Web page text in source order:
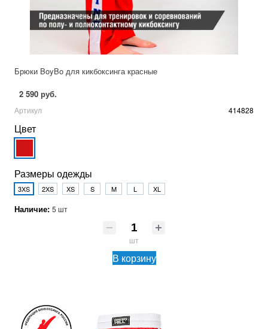
Брюки BoyBo для кикбоксинга красные
2 590 руб.
Артикул 414828
Цвет
Размеры одежды
3XS 2XS XS S M L XL
Наличие: 5 шт
шт
В корзину